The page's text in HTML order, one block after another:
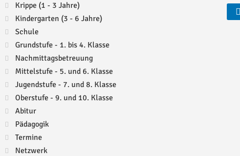
Krippe (1 - 3 Jahre)
Kindergarten (3 - 6 Jahre)
Schule
Grundstufe - 1. bis 4. Klasse
Nachmittagsbetreuung
Mittelstufe - 5. und 6. Klasse
Jugendstufe - 7. und 8. Klasse
Oberstufe - 9. und 10. Klasse
Abitur
Pädagogik
Termine
Netzwerk